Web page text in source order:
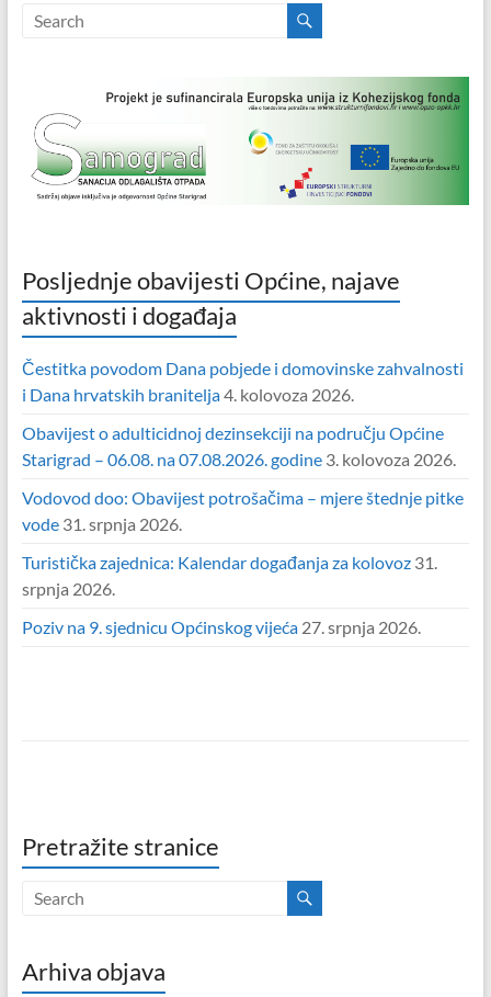
Posljednje obavijesti Općine, najave
aktivnosti i događaja
Čestitka povodom Dana pobjede i domovinske zahvalnosti
i Dana hrvatskih branitelja4. kolovoza 2026.
Obavijest o adulticidnoj dezinsekciji na području Općine
Starigrad – 06.08. na 07.08.2026. godine 3. kolovoza 2026.
Vodovod doo: Obavijest potrošačima – mjere štednje pitke
vode 31. srpnja 2026.
Turistička zajednica: Kalendar događanja za kolovoz 31.
srpnja 2026.
Poziv na 9. sjednicu Općinskog vijeća 27. srpnja 2026.
Pretražite stranice
Arhiva objava